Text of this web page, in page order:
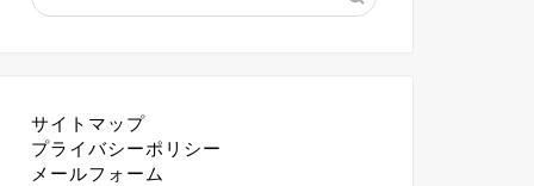
サイトマップ
プライバシーポリシー
メールフォーム